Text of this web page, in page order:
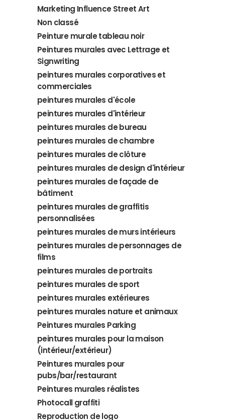
Marketing Influence Street Art
Non classé
Peinture murale tableau noir
Peintures murales avec Lettrage et
Signwriting
peintures murales corporatives et
commerciales
peintures murales d'école
peintures murales d'intérieur
peintures murales de bureau
peintures murales de chambre
peintures murales de clôture
peintures murales de design d'intérieur
peintures murales de façade de
bâtiment
peintures murales de graffitis
personnalisées
peintures murales de murs intérieurs
peintures murales de personnages de
films
peintures murales de portraits
peintures murales de sport
peintures murales extérieures
peintures murales nature et animaux
Peintures murales Parking
peintures murales pour la maison
(intérieur/extérieur)
Peintures murales pour
pubs/bar/restaurant
Peintures murales réalistes
Photocall graffiti
Reproduction de logo